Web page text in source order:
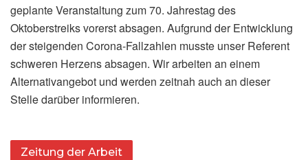
geplante Veranstaltung zum 70. Jahrestag des
Oktoberstreiks vorerst absagen. Aufgrund der Entwicklung
der steigenden Corona-Fallzahlen musste unser Referent
schweren Herzens absagen. Wir arbeiten an einem
Alternativangebot und werden zeitnah auch an dieser
Stelle darüber informieren.
Zeitung der Arbeit